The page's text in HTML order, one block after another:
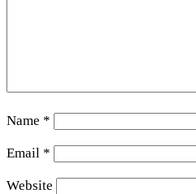
Name *
Email *
Website